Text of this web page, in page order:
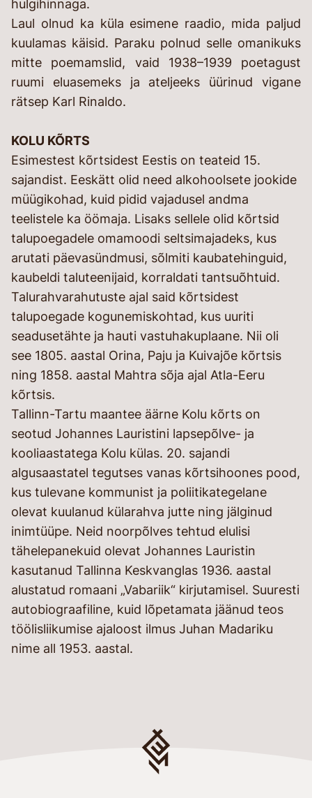
hulgihinnaga.
Laul olnud ka küla esimene raadio, mida paljud
kuulamas käisid. Paraku polnud selle omanikuks
mitte poemamslid, vaid 1938–1939 poetagust
ruumi eluasemeks ja ateljeeks üürinud vigane
rätsep Karl Rinaldo.
KOLU KÕRTS
Esimestest kõrtsidest Eestis on teateid 15.
sajandist. Eeskätt olid need alkohoolsete jookide
müügikohad, kuid pidid vajadusel andma
teelistele ka öömaja. Lisaks sellele olid kõrtsid
talupoegadele omamoodi seltsimajadeks, kus
arutati päevasündmusi, sõlmiti kaubatehinguid,
kaubeldi taluteenijaid, korraldati tantsuõhtuid.
Talurahvarahutuste ajal said kõrtsidest
talupoegade kogunemiskohtad, kus uuriti
seadusetähte ja hauti vastuhakuplaane. Nii oli
see 1805. aastal Orina, Paju ja Kuivajõe kõrtsis
ning 1858. aastal Mahtra sõja ajal Atla-Eeru
kõrtsis.
Tallinn-Tartu maantee äärne Kolu kõrts on
seotud Johannes Lauristini lapsepõlve- ja
kooliaastatega Kolu külas. 20. sajandi
algusaastatel tegutses vanas kõrtsihoones pood,
kus tulevane kommunist ja poliitikategelane
olevat kuulanud külarahva jutte ning jälginud
inimtüüpe. Neid noorpõlves tehtud elulisi
tähelepanekuid olevat Johannes Lauristin
kasutanud Tallinna Keskvanglas 1936. aastal
alustatud romaani „Vabariik“ kirjutamisel. Suuresti
autobiograafiline, kuid lõpetamata jäänud teos
töölisliikumise ajaloost ilmus Juhan Madariku
nime all 1953. aastal.